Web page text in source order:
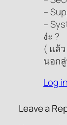
–
–
ง่ะ ?
( แล้
นอก
Log
Leave a